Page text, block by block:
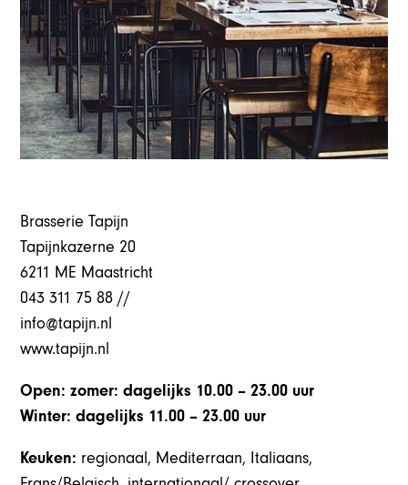
Brasserie Tapijn
Tapijnkazerne 20
6211 ME Maastricht
043 311 75 88 //
info@tapijn.nl
www.tapijn.nl
Open: zomer: dagelijks 10.00 – 23.00 uur
Winter: dagelijks 11.00 – 23.00 uur
Keuken: regionaal, Mediterraan, Italiaans,